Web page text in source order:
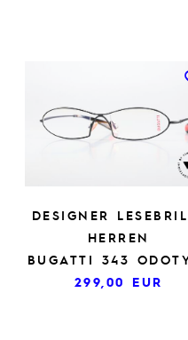
DESIGNER
HERREN
BUGATTI 343
299,00 EUR